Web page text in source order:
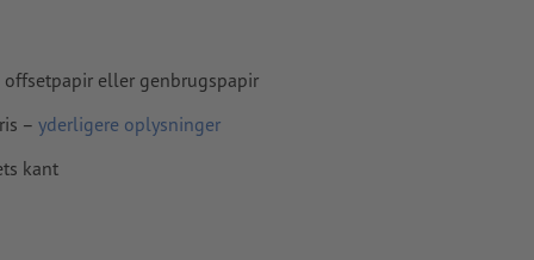
eller genbrugspapir
– yderligere oplysninger
kant